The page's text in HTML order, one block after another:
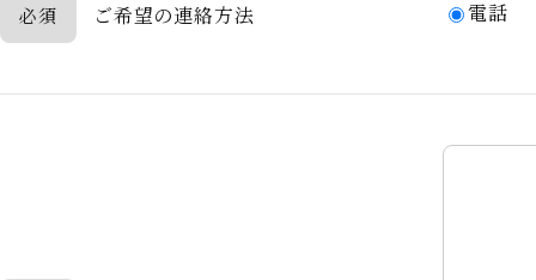
必須 ご希望の連絡方法 電話